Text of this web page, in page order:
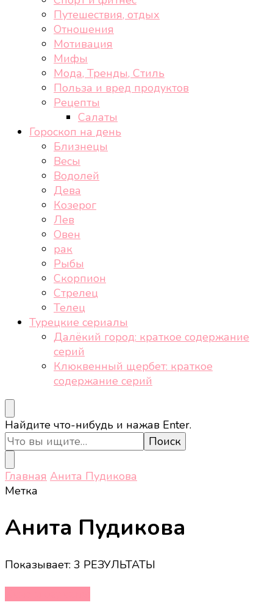
Путешествия, отдых
Отношения
Мотивация
Мифы
Мода, Тренды, Стиль
Польза и вред продуктов
Рецепты
Салаты
Гороскоп на день
Близнецы
Весы
Водолей
Дева
Козерог
Лев
Овен
рак
Рыбы
Скорпион
Стрелец
Телец
Турецкие сериалы
Далёкий город: краткое содержание
серий
Клюквенный щербет: краткое
содержание серий
Ищите
что-
то?
Найдите что-нибудь и нажав Enter.
Главная Анита Пудикова
Метка
Анита Пудикова
Показывает: 3 РЕЗУЛЬТАТЫ